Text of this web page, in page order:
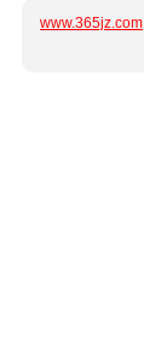
www.365jz.com